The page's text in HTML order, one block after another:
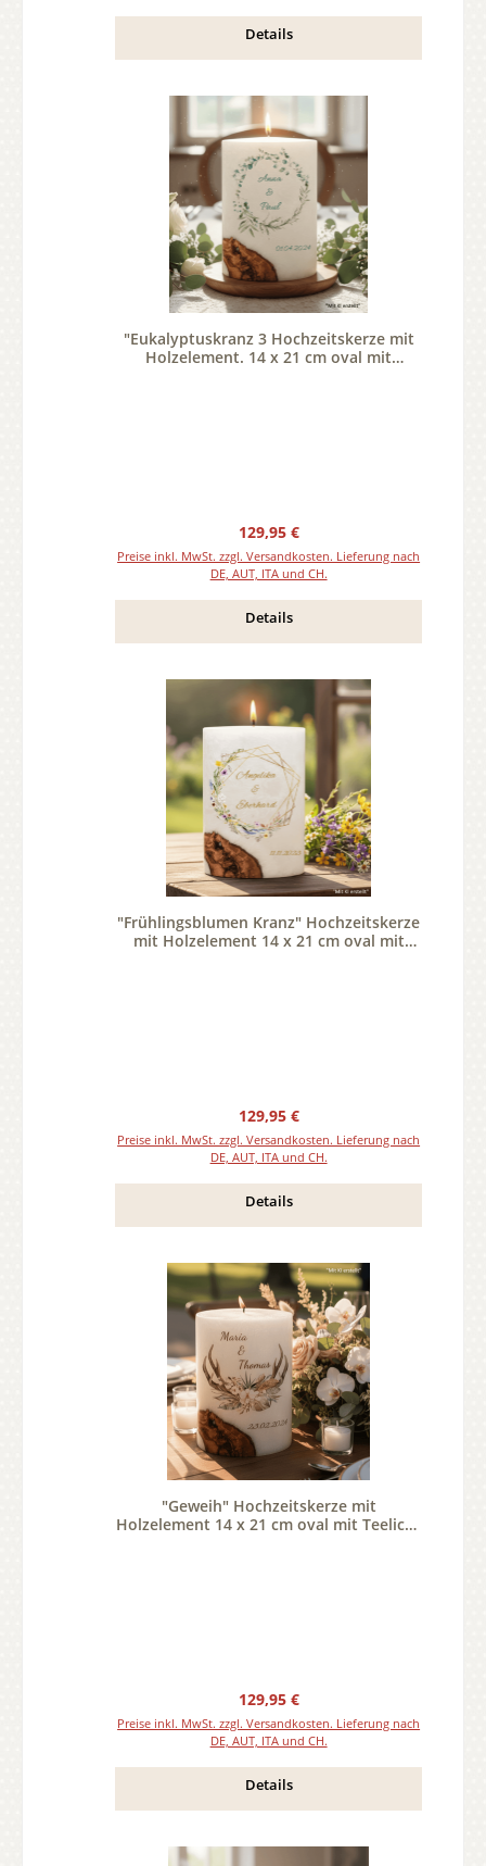
Details
"Eukalyptuskranz 3 Hochzeitskerze mit
Holzelement. 14 x 21 cm oval mit
Regulärer Preis:
129,95 €
Preise inkl. MwSt. zzgl. Versandkosten. Lieferung nach
DE, AUT, ITA und CH.
Details
"Frühlingsblumen Kranz" Hochzeitskerze
mit Holzelement 14 x 21 cm oval mit
Regulärer Preis:
129,95 €
Preise inkl. MwSt. zzgl. Versandkosten. Lieferung nach
DE, AUT, ITA und CH.
Details
"Geweih" Hochzeitskerze mit
Holzelement 14 x 21 cm oval mit Teelicht
Regulärer Preis:
129,95 €
Preise inkl. MwSt. zzgl. Versandkosten. Lieferung nach
DE, AUT, ITA und CH.
Details